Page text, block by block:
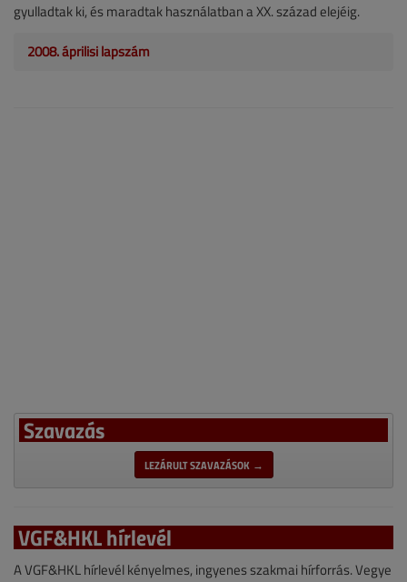
gyulladtak ki, és maradtak használatban a XX. század elejéig.
2008. áprilisi lapszám
Szavazás
LEZÁRULT SZAVAZÁSOK →
VGF&HKL hírlevél
A VGF&HKL hírlevél kényelmes, ingyenes szakmai hírforrás. Vegye